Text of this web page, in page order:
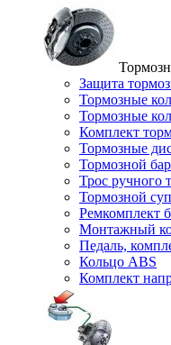
Защита
Тормозные
Тормозные
Комплект
Тормозные
Тормозной
Трос ручного
Тормозной
Ремкомплект
Монтажный
Педаль,
Кольцо ABS
Комплект